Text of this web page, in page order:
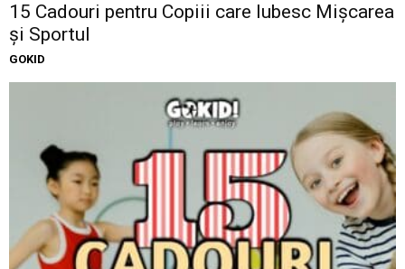
15 Cadouri pentru Copiii care Iubesc Mișcarea
și Sportul
GOKID